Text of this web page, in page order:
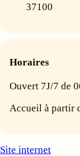
37100
Horaires
Ouvert 7J/7 de
Accueil à partir
Site internet